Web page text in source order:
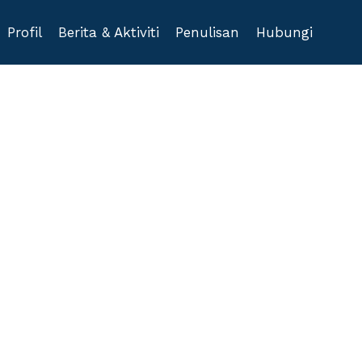
Profil Berita & Aktiviti Penulisan Hubungi